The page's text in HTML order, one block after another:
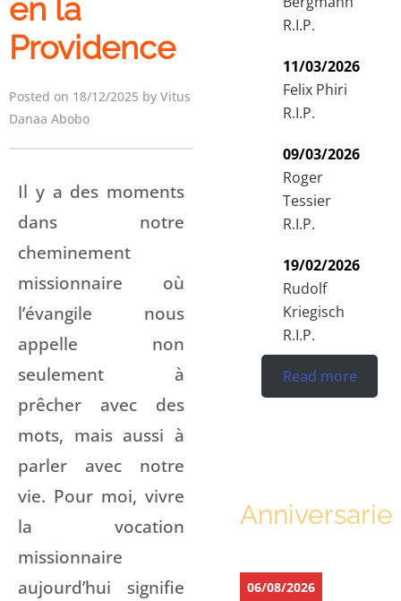
en la
Providence
Posted on 18/12/2025 by Vitus
Danaa Abobo
Il y a des moments
dans notre
cheminement
missionnaire où
l’évangile nous
appelle non
seulement à
prêcher avec des
mots, mais aussi à
parler avec notre
vie. Pour moi, vivre
la vocation
missionnaire
aujourd’hui signifie
R.I.P.
11/03/2026
Felix Phiri
R.I.P.
09/03/2026
Roger
Tessier
R.I.P.
19/02/2026
Rudolf
Kriegisch
R.I.P.
Read more
06/08/2026